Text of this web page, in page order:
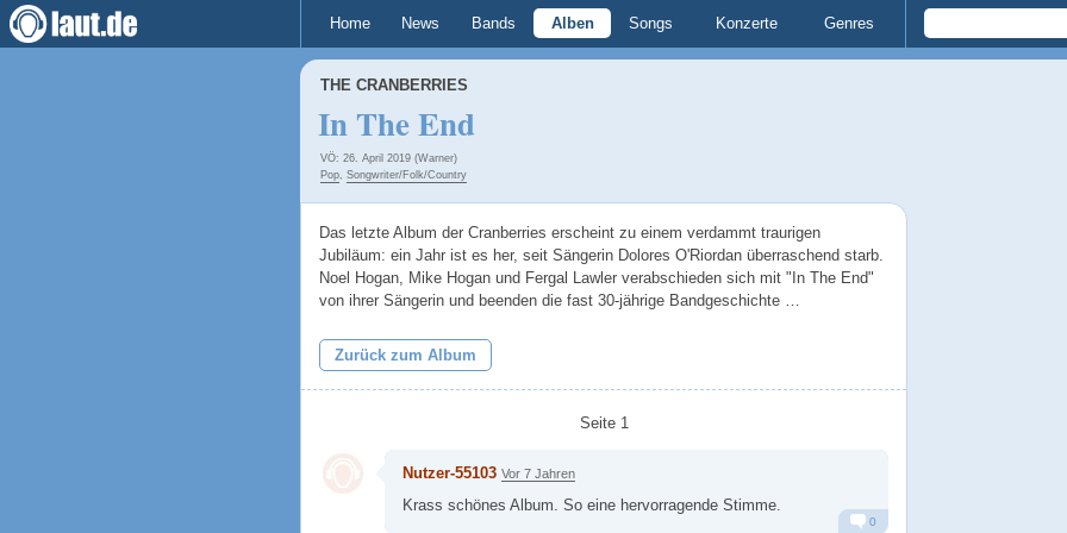
Home News Bands Alben Songs Konzerte Genres
THE CRANBERRIES
In The End
VÖ: 26. April 2019 (Warner)
Pop, Songwriter/Folk/Country
Das letzte Album der Cranberries erscheint zu einem verdammt traurigen
Jubiläum: ein Jahr ist es her, seit Sängerin Dolores O'Riordan überraschend starb.
Noel Hogan, Mike Hogan und Fergal Lawler verabschieden sich mit "In The End"
von ihrer Sängerin und beenden die fast 30-jährige Bandgeschichte …
Zurück zum Album
Seite 1
Nutzer-55103 Vor 7 Jahren
Krass schönes Album. So eine hervorragende Stimme.
0